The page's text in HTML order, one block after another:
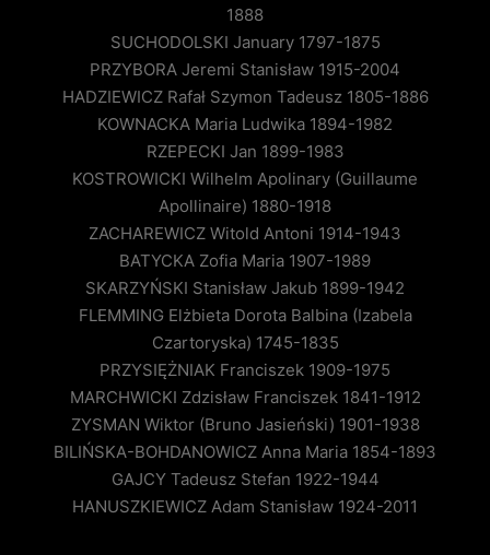
1888
SUCHODOLSKI January 1797-1875
PRZYBORA Jeremi Stanisław 1915-2004
HADZIEWICZ Rafał Szymon Tadeusz 1805-1886
KOWNACKA Maria Ludwika 1894-1982
RZEPECKI Jan 1899-1983
KOSTROWICKI Wilhelm Apolinary (Guillaume
Apollinaire) 1880-1918
ZACHAREWICZ Witold Antoni 1914-1943
BATYCKA Zofia Maria 1907-1989
SKARZYŃSKI Stanisław Jakub 1899-1942
FLEMMING Elżbieta Dorota Balbina (Izabela
Czartoryska) 1745-1835
PRZYSIĘŻNIAK Franciszek 1909-1975
MARCHWICKI Zdzisław Franciszek 1841-1912
ZYSMAN Wiktor (Bruno Jasieński) 1901-1938
BILIŃSKA-BOHDANOWICZ Anna Maria 1854-1893
GAJCY Tadeusz Stefan 1922-1944
HANUSZKIEWICZ Adam Stanisław 1924-2011